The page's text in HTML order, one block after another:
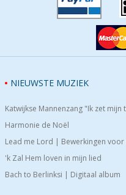
NIEUWSTE MUZIEK
Katwijkse Mannenzang "Ik zet
Harmonie de Noël
Lead me Lord | Bewerkingen voor
'k Zal Hem loven in mijn lied
Bach to Berlinksi | Digitaal album